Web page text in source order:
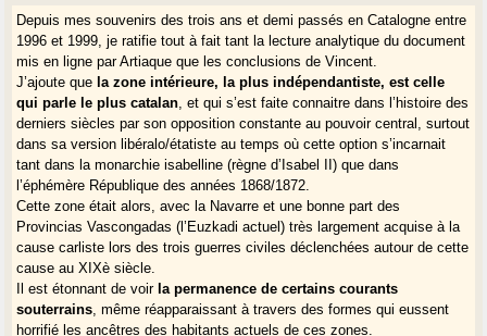
On lit des analyses assez désagréables sous la plume d’occitanistes
en vue qui expliquent ce vote du fait des migrants castillanophones. Je
suis ouvert à ce genre d’analyses (cela explique pour partie le vote
Ciudadanos dans la banlieue de Barcelone) mais les migrants
catalanophones avec résidence secondaire sont au moins aussi
nombreux en Val d’Aran. Bref, cela n’a pas lieu d’être : la haine des
Castillans par l’occitanisme institutionnel, par imitation du catalanisme,
est franchement ridicule.
Il est clair que le Val d’Aran, dans sa majorité, ne se sent pas concerné
par le processus catalan, n’est pas sensible au romantisme du
nationalisme catalan, pour des raisons évidentes :
lointaine, reliée par un tunnel qui donne autant sur l’Aragon que sur la
Catalogne, de langue vernaculaire gasconne, dite immuablement
"aranaise" par les autochtones, le Val d’Aran a développé une
Depuis mes souvenirs des trois ans et demi passés en Catalogne entre
1996 et 1999, je ratifie tout à fait tant la lecture analytique du document
mis en ligne par Artiaque que les conclusions de Vincent.
J’ajoute que la zone intérieure, la plus indépendantiste, est celle
qui parle le plus catalan, et qui s’est faite connaitre dans l’histoire des
derniers siècles par son opposition constante au pouvoir central, surtout
dans sa version libéralo/étatiste au temps où cette option s’incarnait
tant dans la monarchie isabelline (règne d’Isabel II) que dans
l’éphémère République des années 1868/1872.
Cette zone était alors, avec la Navarre et une bonne part des
Provincias Vascongadas (l’Euzkadi actuel) très largement acquise à la
cause carliste lors des trois guerres civiles déclenchées autour de cette
cause au XIXè siècle.
Il est étonnant de voir la permanence de certains courants
souterrains, même réapparaissant à travers des formes qui eussent
horrifié les ancêtres des habitants actuels de ces zones.